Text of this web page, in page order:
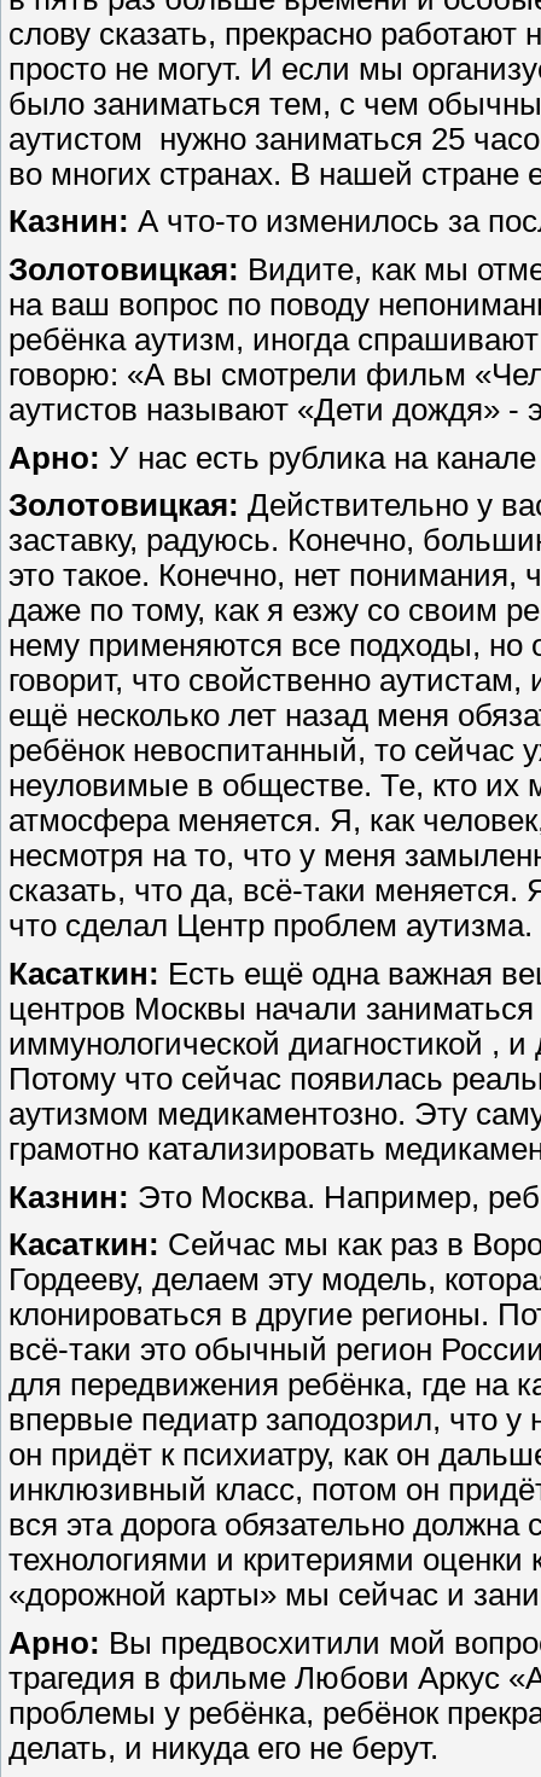
слову сказать, прекрасно
просто не могут. И если мы
было заниматься тем, с чем
аутистом нужно заниматься 25
во многих странах. В нашей стране
Казнин: А что-то изменилось за
Золотовицкая: Видите, как мы
на ваш вопрос по поводу
ребёнка аутизм, иногда
говорю: «А вы смотрели фильм
аутистов называют «Дети дождя» -
Арно: У нас есть рублика на
Золотовицкая: Действительно у
заставку, радуюсь. Конечно,
это такое. Конечно, нет понимания,
даже по тому, как я езжу со своим
нему применяются все подходы, но
говорит, что свойственно
ещё несколько лет назад меня
ребёнок невоспитанный, то сейчас
неуловимые в обществе. Те, кто их
атмосфера меняется. Я, как
несмотря на то, что у меня
сказать, что да, всё-таки
что сделал Центр проблем аутизма.
Касаткин: Есть ещё одна важная
центров Москвы начали
иммунологической диагностикой ,
Потому что сейчас появилась
аутизмом медикаментозно. Эту
грамотно катализировать
Казнин: Это Москва. Например,
Касаткин: Сейчас мы как раз в
Гордееву, делаем эту модель,
клонироваться в другие регионы.
всё-таки это обычный регион
для передвижения ребёнка, где на
впервые педиатр заподозрил, что у
он придёт к психиатру, как он
инклюзивный класс, потом он
вся эта дорога обязательно
технологиями и критериями оценки
«дорожной карты» мы сейчас и
Арно: Вы предвосхитили мой
трагедия в фильме Любови Аркус
проблемы у ребёнка, ребёнок
делать, и никуда его не берут.